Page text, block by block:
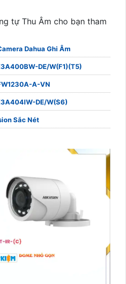
tự Thu Âm cho bạn tham
Dahua Ghi Âm
DE/W(F1)(T5)
A-VN
DE/W(S6)
Sắc Nét